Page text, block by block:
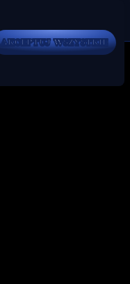
AKCEPTUJ WSZYSTKIE